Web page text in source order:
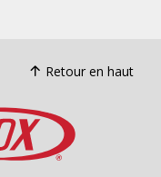
Retour en haut